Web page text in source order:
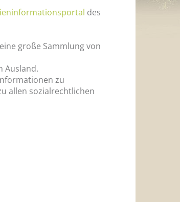
des
große Sammlung von
Ausland.
zu
allen sozialrechtlichen